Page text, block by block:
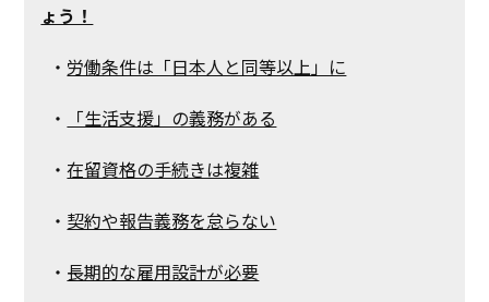
ょう！
・ 労働条件は「日本人と同等以上」に
・
「生活支援」の義務がある
・在留資格の手続きは複雑
・ 契約や報告義務を怠らない
・ 長期的な雇用設計が必要